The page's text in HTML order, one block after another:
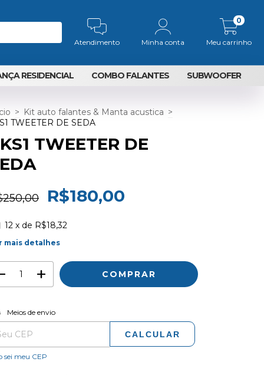
Atendimento Minha conta Meu carrinho
0
RESIDENCIAL COMBO FALANTES SUBWOOFER
> Kit auto falantes & Manta acustica >
TWEETER DE SEDA
TWEETER DE
R$180,00
12 x de R$18,32
mais detalhes
para o CEP:
Meios de envio
CALCULAR
sei meu CEP